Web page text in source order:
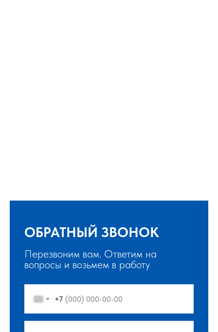
ОБРАТНЫЙ ЗВОНОК
Перезвоним вам. Ответим на
вопросы и возьмем в работу
+7